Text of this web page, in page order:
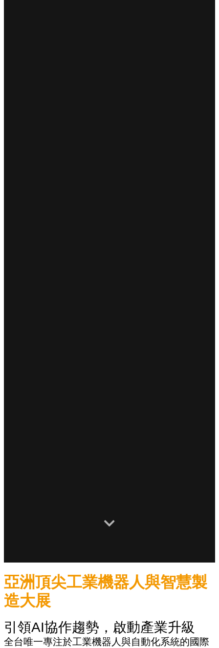
亞洲頂尖工業機器人與智慧製
造大展
引領AI協作趨勢，啟動產業升級
全台唯一專注於工業機器人與自動化系統的國際